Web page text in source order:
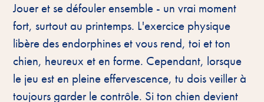
Jouer et se défouler ensemble - un vrai moment
fort, surtout au printemps. L'exercice physique
libère des endorphines et vous rend, toi et ton
chien, heureux et en forme. Cependant, lorsque
le jeu est en pleine effervescence, tu dois veiller à
toujours garder le contrôle. Si ton chien devient